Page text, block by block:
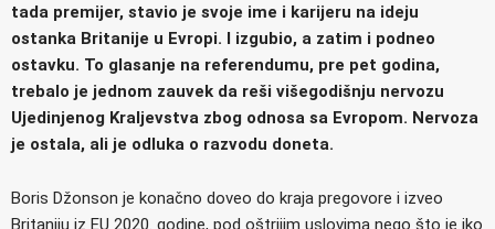
tada premijer, stavio je svoje ime i karijeru na ideju
ostanka Britanije u Evropi. I izgubio, a zatim i podneo
ostavku. To glasanje na referendumu, pre pet godina,
trebalo je jednom zauvek da reši višegodišnju nervozu
Ujedinjenog Kraljevstva zbog odnosa sa Evropom. Nervoza
je ostala, ali je odluka o razvodu doneta.
Boris Džonson je konačno doveo do kraja pregovore i izveo
Britaniju iz EU 2020. godine, pod oštrijim uslovima nego što je iko